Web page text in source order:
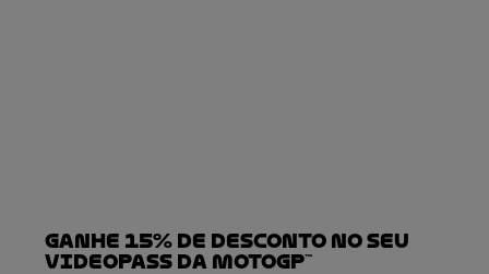
Ganhe 15% de desconto no seu
VideoPass da MotoGP™